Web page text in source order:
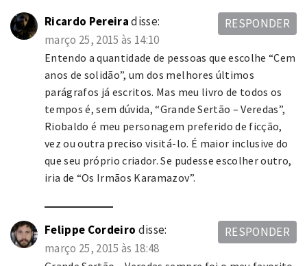
Ricardo Pereira disse:
março 25, 2015 às 14:10
Entendo a quantidade de pessoas que escolhe “Cem
anos de solidão”, um dos melhores últimos
parágrafos já escritos. Mas meu livro de todos os
tempos é, sem dúvida, “Grande Sertão – Veredas”,
Riobaldo é meu personagem preferido de ficção,
vez ou outra preciso visitá-lo. É maior inclusive do
que seu próprio criador. Se pudesse escolher outro,
iria de “Os Irmãos Karamazov”.
RESPONDER
Felippe Cordeiro disse:
março 25, 2015 às 18:48
RESPONDER